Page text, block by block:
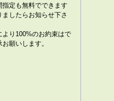
定も無料でできます
したらお知らせ下さ
より100%のお約束はで
願いします。